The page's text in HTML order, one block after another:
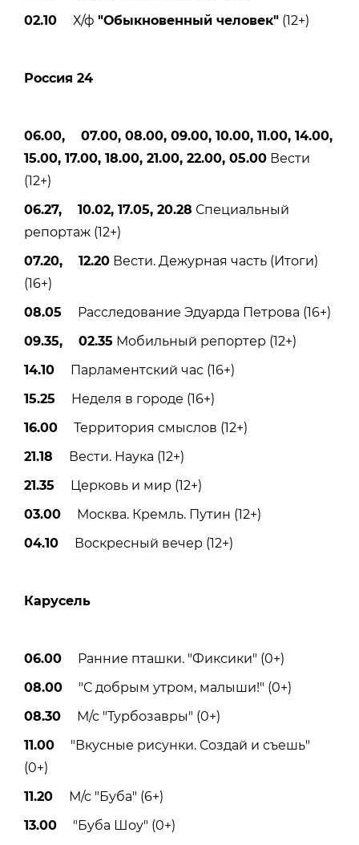
02.10 Х/ф "Обыкновенный человек" (12+)
Россия 24
06.00, 07.00, 08.00, 09.00, 10.00, 11.00, 14.00,
15.00, 17.00, 18.00, 21.00, 22.00, 05.00 Вести
(12+)
06.27, 10.02, 17.05, 20.28 Специальный
репортаж (12+)
07.20, 12.20 Вести. Дежурная часть (Итоги)
(16+)
08.05 Расследование Эдуарда Петрова (16+)
09.35, 02.35 Мобильный репортер (12+)
14.10 Парламентский час (16+)
15.25 Неделя в городе (16+)
16.00 Территория смыслов (12+)
21.18 Вести. Наука (12+)
21.35 Церковь и мир (12+)
03.00 Москва. Кремль. Путин (12+)
04.10 Воскресный вечер (12+)
Карусель
06.00 Ранние пташки. "Фиксики" (0+)
08.00 "С добрым утром, малыши!" (0+)
08.30 М/с "Турбозавры" (0+)
11.00 "Вкусные рисунки. Создай и съешь"
(0+)
11.20 М/с "Буба" (6+)
13.00 "Буба Шоу" (0+)